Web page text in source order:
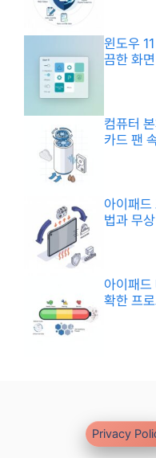
윈도우
끔한 화
컴퓨터
카드 팬
아이패드
법과 무
아이패드
확한 프
Privacy